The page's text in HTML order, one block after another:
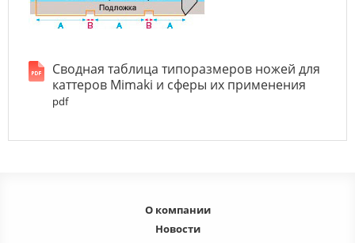
Сводная таблица типоразмеров ножей для
каттеров Mimaki и сферы их применения
pdf
О компании
Новости